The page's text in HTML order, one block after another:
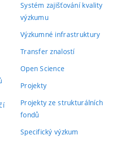
Systém zajišťování kvality
výzkumu
Výzkumné infrastruktury
Transfer znalostí
Open Science
Projekty
Projekty ze strukturálních
fondů
Specifický výzkum